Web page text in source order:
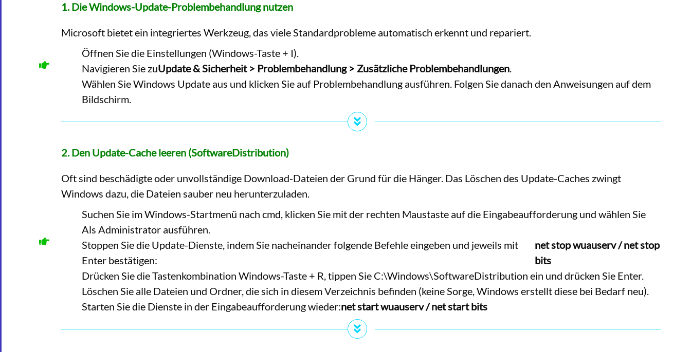
1. Die Windows-Update-Problembehandlung nutzen
Microsoft bietet ein integriertes Werkzeug, das viele Standardprobleme automatisch erkennt und repariert.
Öffnen Sie die Einstellungen (Windows-Taste + I).
Navigieren Sie zuUpdate & Sicherheit > Problembehandlung > Zusätzliche Problembehandlungen.
Wählen Sie Windows Update aus und klicken Sie auf Problembehandlung ausführen. Folgen Sie danach den Anweisungen auf dem
Bildschirm.
2. Den Update-Cache leeren (SoftwareDistribution)
Oft sind beschädigte oder unvollständige Download-Dateien der Grund für die Hänger. Das Löschen des Update-Caches zwingt
Windows dazu, die Dateien sauber neu herunterzuladen.
Suchen Sie im Windows-Startmenü nach cmd, klicken Sie mit der rechten Maustaste auf die Eingabeaufforderung und wählen Sie
Als Administrator ausführen.
Stoppen Sie die Update-Dienste, indem Sie nacheinander folgende Befehle eingeben und jeweils mit
Enter bestätigen:
net stop wuauserv / net stop
bits
Drücken Sie die Tastenkombination Windows-Taste + R, tippen Sie C:\Windows\SoftwareDistribution ein und drücken Sie Enter.
Löschen Sie alle Dateien und Ordner, die sich in diesem Verzeichnis befinden (keine Sorge, Windows erstellt diese bei Bedarf neu).
Starten Sie die Dienste in der Eingabeaufforderung wieder:net start wuauserv / net start bits